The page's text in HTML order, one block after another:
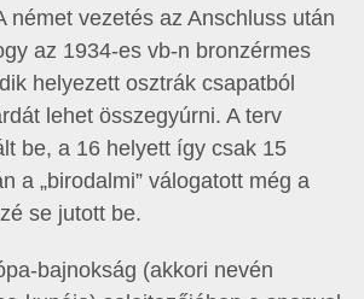
német vezetés az Anschluss után
az 1934-es vb-n bronzérmes
helyezett osztrák csapatból
lehet összegyúrni. A terv
be, a 16 helyett így csak 15
a „birodalmi” válogatott még a
se jutott be.
bajnokság (akkori nevén